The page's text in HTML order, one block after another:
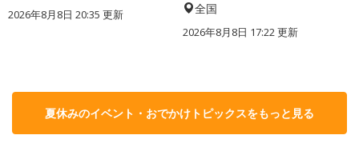
2026年8月8日 20:35 更新 全国
2026年8月8日 17:22更新
夏休みのイベント・おでかけトピックスをもっと見る